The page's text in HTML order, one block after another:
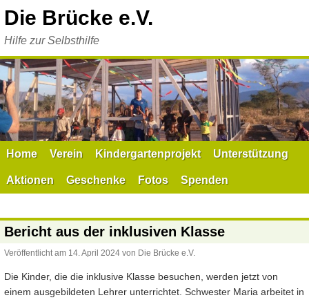
Inhalt
Die Brücke e.V.
Hilfe zur Selbsthilfe
Home Verein Kindergartenprojekt Unterstützung
Aktionen Geschenke Fotos Spenden
Bericht aus der inklusiven Klasse
Veröffentlicht am 14. April 2024 von Die Brücke e.V.
Die Kinder, die die inklusive Klasse besuchen, werden jetzt von
einem ausgebildeten Lehrer unterrichtet. Schwester Maria arbeitet in